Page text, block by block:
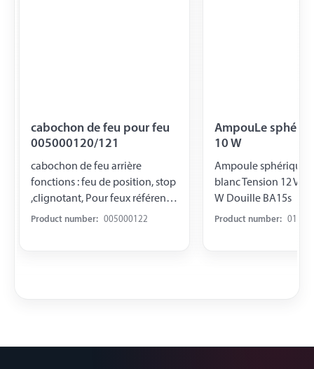
cabochon de feu pour feu
005000120/121
cabochon de feu arrière
fonctions : feu de position, stop
,clignotant, Pour feux référence
005000120/121
Product number: 005000122
AmpouLe
10 W
Ampoule sphérique
blanc Tension 12 V
W Douille BA15s
Product number: